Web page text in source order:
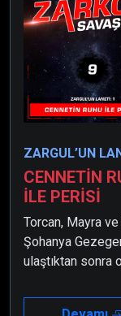
ZARGUL’UN
CENNETİN
İLE PERİSİ
Torcan, Mayra
Şohanya
ulaştıktan sonra
korumalardan